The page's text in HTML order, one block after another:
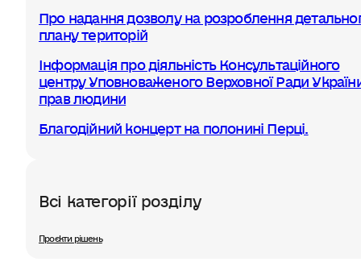
Про надання дозволу на розроблення
плану територій
Інформація про діяльність Консультаційного
центру Уповноваженого Верховної Ради
прав людини
Благодійний концерт на полонині Перці.
Всі категорії розділу
Проєкти рішень